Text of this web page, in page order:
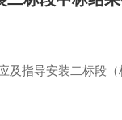
指导安装二标段